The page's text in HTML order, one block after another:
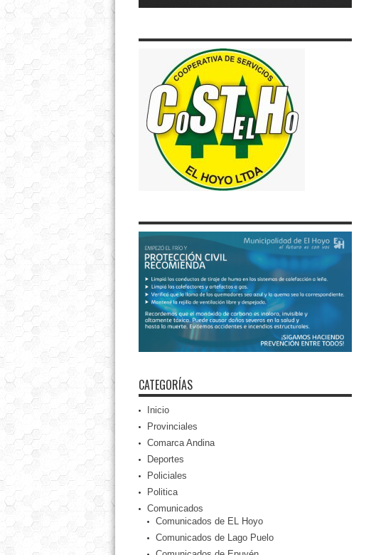
CATEGORÍAS
Inicio
Provinciales
Comarca Andina
Deportes
Policiales
Politica
Comunicados
Comunicados de EL Hoyo
Comunicados de Lago Puelo